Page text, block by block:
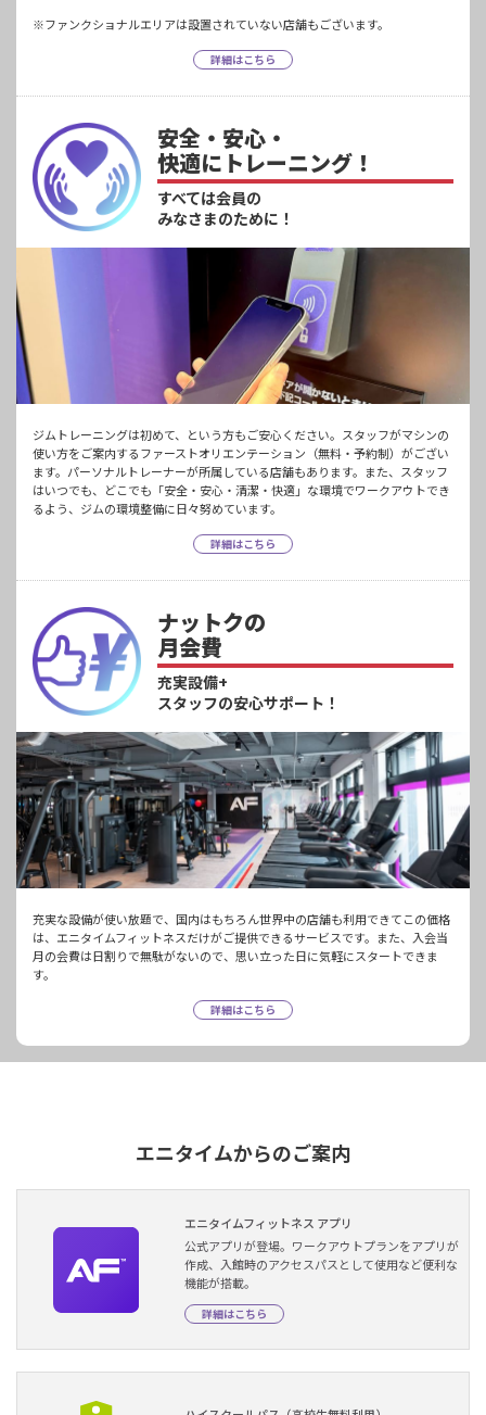
※ファンクショナルエリアは設置されていない店舗もございます。
詳細はこちら
安全・安心・
快適にトレーニング！
すべては会員の
みなさまのために！
ジムトレーニングは初めて、という方もご安心ください。スタッフがマシンの
使い方をご案内するファーストオリエンテーション（無料・予約制）がござい
ます。パーソナルトレーナーが所属している店舗もあります。また、スタッフ
はいつでも、どこでも「安全・安心・清潔・快適」な環境でワークアウトでき
るよう、ジムの環境整備に日々努めています。
詳細はこちら
ナットクの
月会費
充実設備+
スタッフの安心サポート！
充実な設備が使い放題で、国内はもちろん世界中の店舗も利用できてこの価格
は、エニタイムフィットネスだけがご提供できるサービスです。また、入会当
月の会費は日割りで無駄がないので、思い立った日に気軽にスタートできま
す。
詳細はこちら
エニタイムからのご案内
エニタイムフィットネス アプリ
公式アプリが登場。ワークアウトプランをアプリが
作成、入館時のアクセスパスとして使用など便利な
機能が搭載。
詳細はこちら